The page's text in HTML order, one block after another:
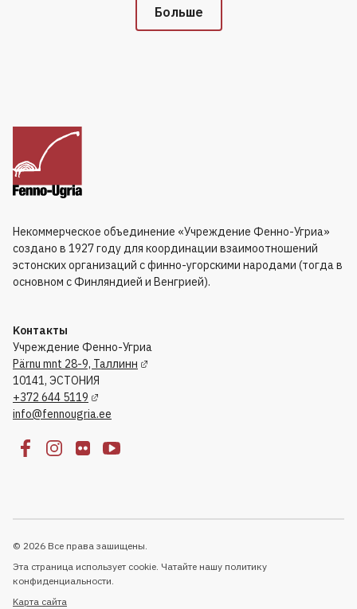
Больше
Некоммерческое объединение «Учреждение Фенно-Угриа»
создано в 1927 году для координации взаимоотношений
эстонских организаций с финно-угорскими народами (тогда в
основном с Финляндией и Венгрией).
Kонтакты
Учреждение Фенно-Угриа
Pärnu mnt 28-9, Таллинн
10141, ЭСТОНИЯ
+372 644 5119
info@fennougria.ee
© 2026 Все права зашищены.
Эта страница использует cookie. Чатайте нашу политику
конфиденциальности.
Kарта сайта